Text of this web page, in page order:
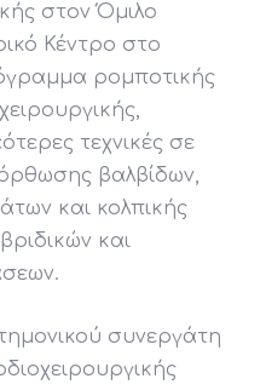
στον Όμιλο
Κέντρο στο
ρομποτικής
τεχνικές σε
βαλβίδων,
και κολπικής
και
συνεργάτη